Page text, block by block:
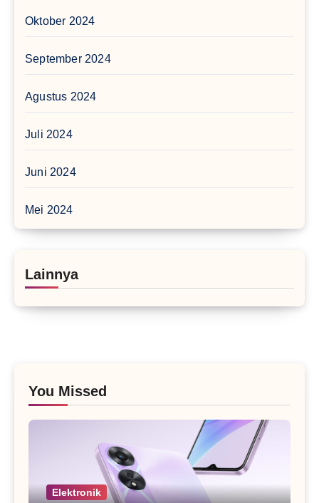
Oktober 2024
September 2024
Agustus 2024
Juli 2024
Juni 2024
Mei 2024
Lainnya
You Missed
Elektronik